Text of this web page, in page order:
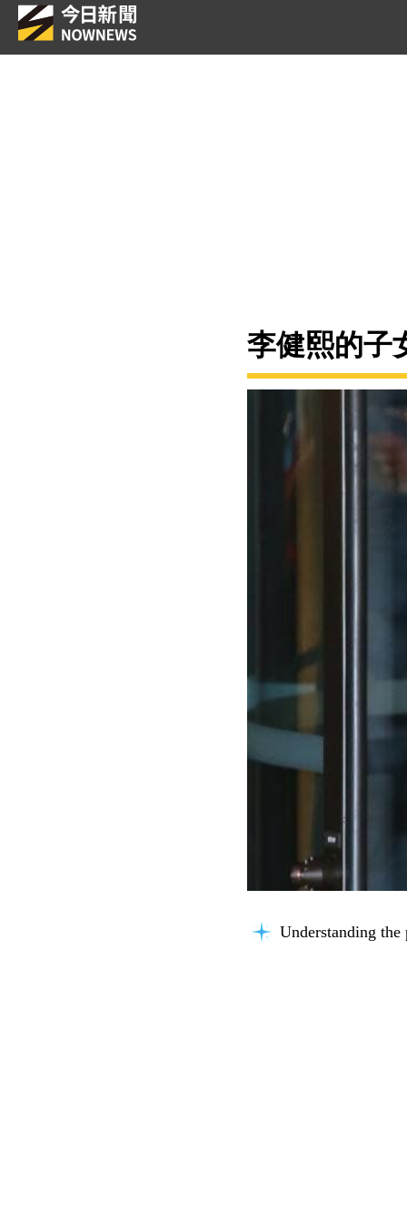
李健熙的子
Understanding the